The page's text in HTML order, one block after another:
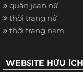
quần jean nữ
thời trang nữ
thời trang nam
WEBSITE HỮU ÍCH